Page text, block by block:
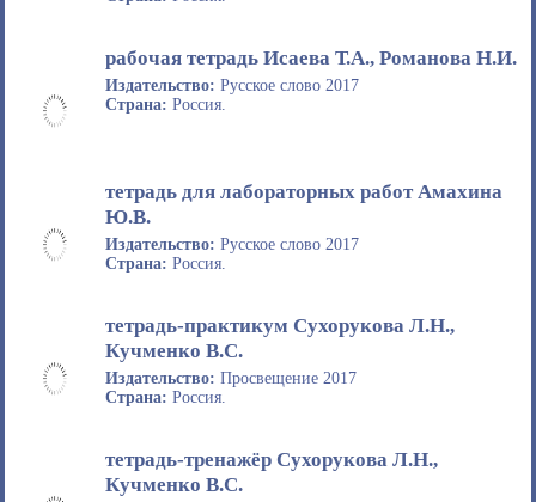
рабочая тетрадь Исаева Т.А., Романова Н.И.
Издательство: Русское слово 2017
Страна: Россия.
тетрадь для лабораторных работ Амахина
Ю.В.
Издательство: Русское слово 2017
Страна: Россия.
тетрадь-практикум Сухорукова Л.Н.,
Кучменко В.С.
Издательство: Просвещение 2017
Страна: Россия.
тетрадь-тренажёр Сухорукова Л.Н.,
Кучменко В.С.